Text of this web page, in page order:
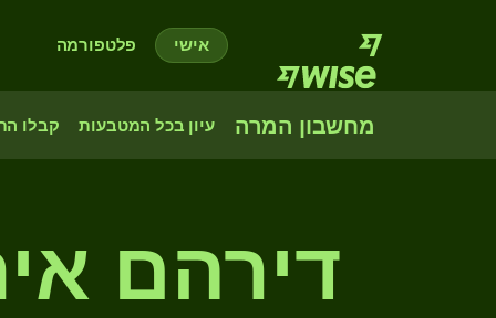
אישי פלטפורמה
מחשבון המרה עיון בכל המטבעות קבלו
דירהם